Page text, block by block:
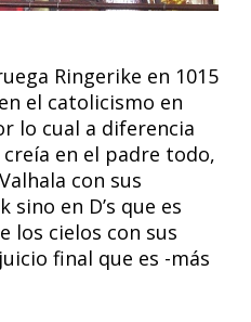
Ringerike en 1015
el catolicismo en
lo cual a diferencia
en el padre todo,
con sus
sino en D’s que es
los cielos con sus
final que es -más